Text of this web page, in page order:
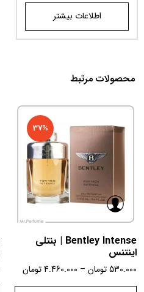
اطلاعات بیشتر
محصولات مرتبط
37%
Bentley Intense | بنتلی
اینتنس
530.000تومان –
4.460.000تومان